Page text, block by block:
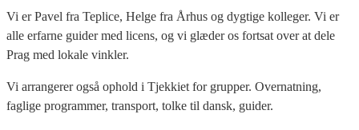
Vi er Pavel fra Teplice, Helge fra Århus og dygtige kolleger. Vi er
alle erfarne guider med licens, og vi glæder os fortsat over at dele
Prag med lokale vinkler.
Vi arrangerer også ophold i Tjekkiet for grupper. Overnatning,
faglige programmer, transport, tolke til dansk, guider.